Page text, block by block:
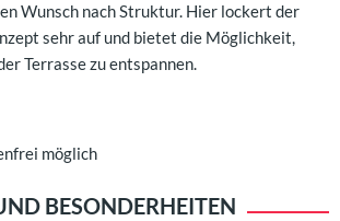
Wunsch nach Struktur. Hier lockert der
sehr auf und bietet die Möglichkeit,
Terrasse zu entspannen.
möglich
BESONDERHEITEN